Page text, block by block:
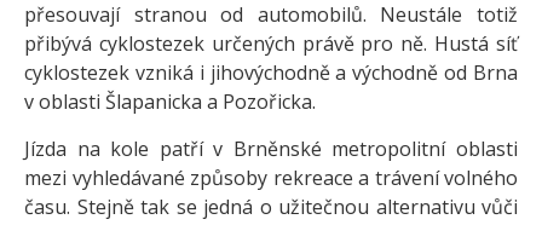
přesouvají stranou od automobilů. Neustále totiž
přibývá cyklostezek určených právě pro ně. Hustá síť
cyklostezek vzniká i jihovýchodně a východně od Brna
v oblasti Šlapanicka a Pozořicka.
Jízda na kole patří v Brněnské metropolitní oblasti
mezi vyhledávané způsoby rekreace a trávení volného
času. Stejně tak se jedná o užitečnou alternativu vůči